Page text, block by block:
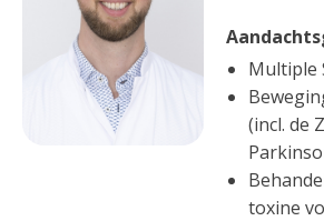
Multiple
(incl. de
toxine